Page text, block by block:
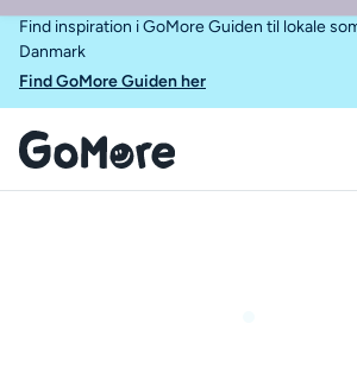
Find inspiration i GoMore Guiden til lokale
Danmark
Find GoMore Guiden her